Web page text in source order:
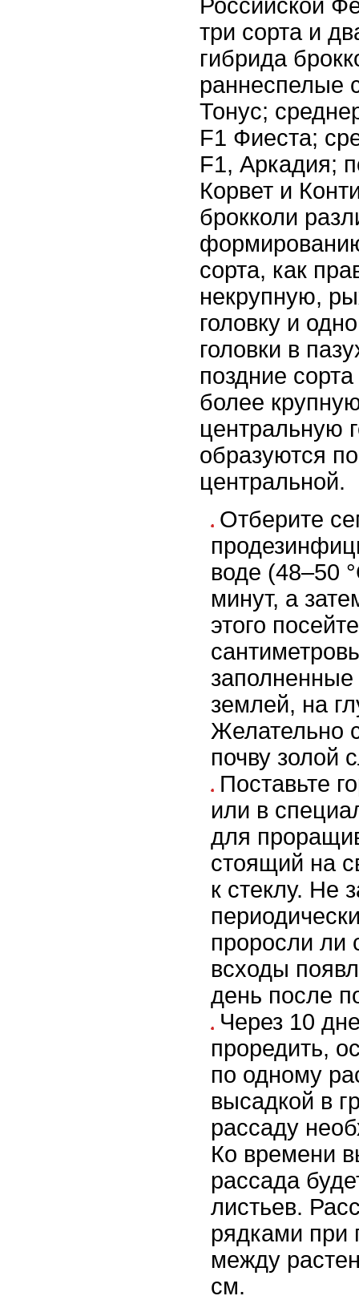
Российской
три сорта и
гибрида
раннеспелые
Тонус;
F1 Фиеста;
F1, Аркадия;
Корвет и
брокколи
сорта, как
некрупную,
головку и
головки в
поздние
более
центральную
образуются
центральной.
Отберите
воде (48–50
минут, а
этого
землей, на
Желательно
почву золой
Поставьте
или в
для
стоящий на
к стеклу. Не
проросли
всходы
день после
Через 10
проредить,
по одному
высадкой в
рассаду
Ко времени
рассада
листьев.
рядками при
между
см.